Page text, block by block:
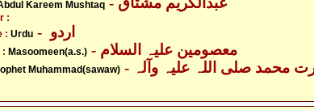
Kareem Mushtaq
:
: Urdu
: Masoomeen(a.s.)
Muhammad(sawaw) - حضرت محمد صلی اللہ علیہ وآلہ